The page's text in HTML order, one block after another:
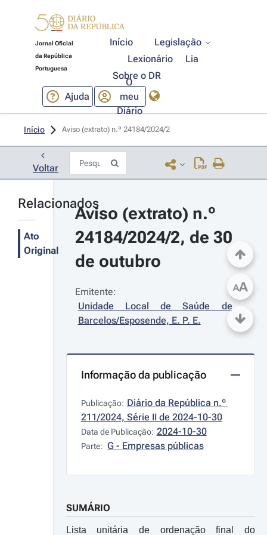
Jornal Oficial
da República
Portuguesa
Início
Legislação
Lexionário
Lia
Sobre o DR
Ajuda
O
meu
Diário
Início Aviso (extrato) n.º 24184/2024/2
Voltar
Relacionados
Ato
Original
Aviso (extrato) n.º
24184/2024/2, de 30
de outubro
Emitente:
Unidade Local de Saúde de
Barcelos/Esposende, E. P. E.
Informação da publicação
Publicação: Diário da República n.º
211/2024, Série II de 2024-10-30
Data de Publicação: 2024-10-30
Parte: G - Empresas públicas
SUMÁRIO
Lista unitária de ordenação final do
AA